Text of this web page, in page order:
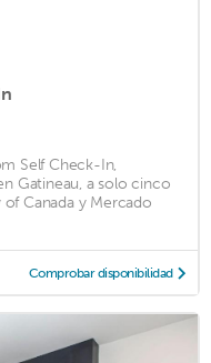
Self Check-In,
Gatineau, a solo cinco
Canada y Mercado
Comprobar disponibilidad